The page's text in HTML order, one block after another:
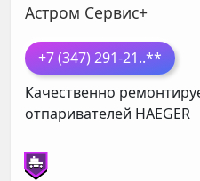
Астром Сервис+
+7 (347) 291-21..**
Качественно
отпаривателей HAEGER